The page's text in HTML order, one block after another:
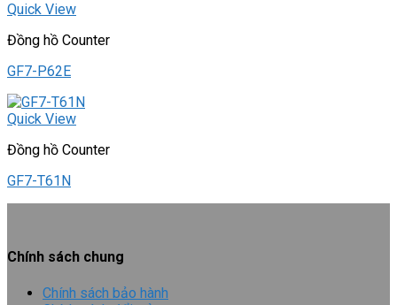
Quick View
Đồng hồ Counter
GF7-P62E
Quick View
Đồng hồ Counter
GF7-T61N
Chính sách chung
Chính sách bảo hành